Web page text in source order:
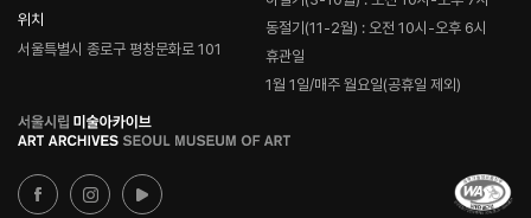
위치
서울특별시 종로구 평창문화로 101
동절기(11-2월) : 오전 10시-오후 6시
휴관일
1월 1일/매주 월요일(공휴일 제외)
로
고